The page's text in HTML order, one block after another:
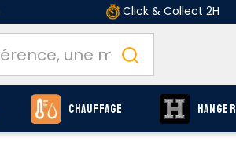
Click & Collect 2H
Chauffage HANGER